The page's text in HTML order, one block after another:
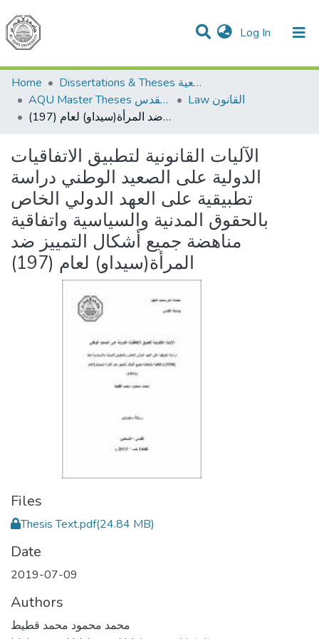
Log In (current)
Communities & Collections
All of DSpace
Home
Dissertations & Theses الرسائل الجامعية
AQU Master Theses الرسائل الجامعية الخاصة بجامعة القدس
Law القانون
الآليات القانونية لتطبيق الاتفاقيات الدولية على الصعيد الوطني دراسة تطبيقية على العهد الدولي الخاص بالحقوق المدنية والسياسية واتفاقية مناهضة جميع أشكال التمييز ضد المرأة(سيداو) لعام (197)
الآليات القانونية لتطبيق الاتفاقيات
الدولية على الصعيد الوطني دراسة
تطبيقية على العهد الدولي الخاص
بالحقوق المدنية والسياسية واتفاقية
مناهضة جميع أشكال التمييز ضد
المرأة(سيداو) لعام (197)
Files
Thesis Text.pdf(24.84 MB)
Date
2019-07-09
Authors
محمد محمود محمد قطيط